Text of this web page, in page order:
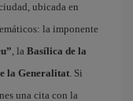
ubicada en
la imponente
, la Basílica de la
la Generalitat. Si
una cita con la